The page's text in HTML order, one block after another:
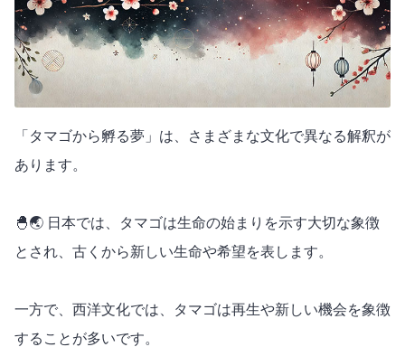
「タマゴから孵る夢」は、さまざまな文化で異なる解釈が
あります。
🐣🌏 日本では、タマゴは生命の始まりを示す大切な象徴
とされ、古くから新しい生命や希望を表します。
一方で、西洋文化では、タマゴは再生や新しい機会を象徴
することが多いです。